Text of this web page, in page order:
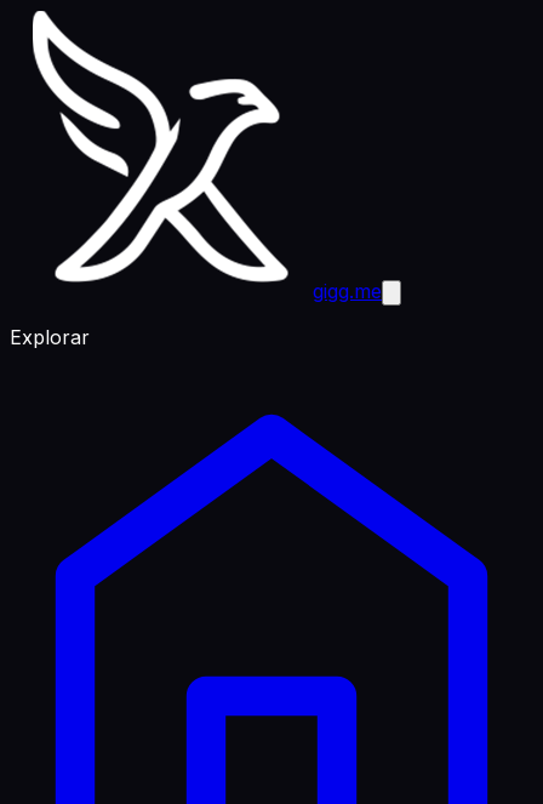
gigg.me
Explorar